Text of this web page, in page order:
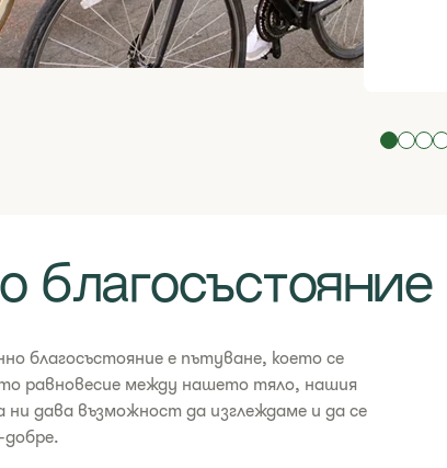
благосъстояние
благосъстояние е пътуване, което се
равновесие между нашето тяло, нашия
дава възможност да изглеждаме и да се